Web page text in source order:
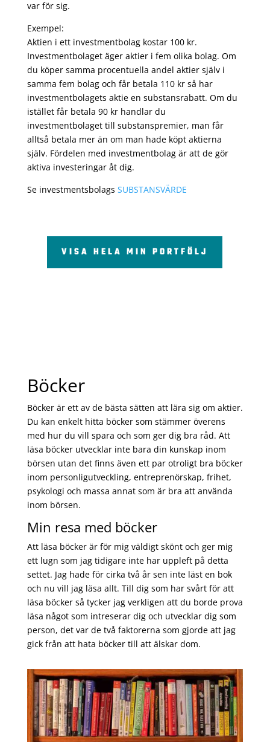
var för sig.
Exempel:
Aktien i ett investmentbolag kostar 100 kr.
Investmentbolaget äger aktier i fem olika bolag. Om
du köper samma procentuella andel aktier själv i
samma fem bolag och får betala 110 kr så har
investmentbolagets aktie en substansrabatt. Om du
istället får betala 90 kr handlar du
investmentbolaget till substanspremier, man får
alltså betala mer än om man hade köpt aktierna
själv. Fördelen med investmentbolag är att de gör
aktiva investeringar åt dig.
Se investmentsbolags SUBSTANSVÄRDE
VISA HELA MIN PORTFÖLJ
Böcker
Böcker är ett av de bästa sätten att lära sig om aktier.
Du kan enkelt hitta böcker som stämmer överens
med hur du vill spara och som ger dig bra råd. Att
läsa böcker utvecklar inte bara din kunskap inom
börsen utan det finns även ett par otroligt bra böcker
inom personligutveckling, entreprenörskap, frihet,
psykologi och massa annat som är bra att använda
inom börsen.
Min resa med böcker
Att läsa böcker är för mig väldigt skönt och ger mig
ett lugn som jag tidigare inte har uppleft på detta
settet. Jag hade för cirka två år sen inte läst en bok
och nu vill jag läsa allt. Till dig som har svårt för att
läsa böcker så tycker jag verkligen att du borde prova
läsa något som intreserar dig och utvecklar dig som
person, det var de två faktorerna som gjorde att jag
gick från att hata böcker till att älskar dom.